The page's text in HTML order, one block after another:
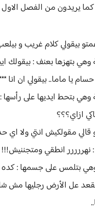
يريدون من الفصل الاول
بيقولي كلام غريب و
بتهزها بعنف : بيقولك
حسام يا ماما.. بيقولي ان
وهي بتحط ايديها على
ازاي؟؟؟
مقولكيش انتي ولا اي
: نهررررر انطقي ومتجننيش!!!
بتلمس على جسمها : كده
عل الأرض رجليها مش